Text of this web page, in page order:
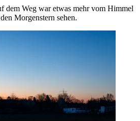
dem Weg war etwas mehr vom Himmel
Morgenstern sehen.